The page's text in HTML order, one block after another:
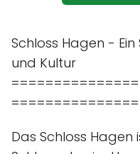
Schloss Hagen -
und Kultur
Das Schloss